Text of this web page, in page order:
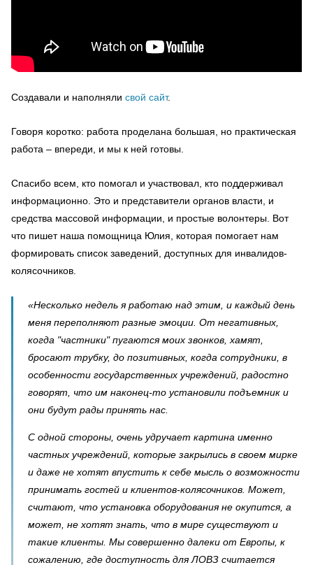
Создавали и наполняли свой сайт.
Говоря коротко: работа проделана большая, но практическая
работа – впереди, и мы к ней готовы.
Спасибо всем, кто помогал и участвовал, кто поддерживал
информационно. Это и представители органов власти, и
средства массовой информации, и простые волонтеры. Вот
что пишет наша помощница Юлия, которая помогает нам
формировать список заведений, доступных для инвалидов-
колясочников.
«Несколько недель я работаю над этим, и каждый день
меня переполняют разные эмоции. От негативных,
когда "частники" пугаются моих звонков, хамят,
бросают трубку, до позитивных, когда сотрудники, в
особенности государственных учреждений, радостно
говорят, что им наконец-то установили подъемник и
они будут рады принять нас.
С одной стороны, очень удручает картина именно
частных учреждений, которые закрылись в своем мирке
и даже не хотят впустить к себе мысль о возможности
принимать гостей и клиентов-колясочников. Может,
считают, что установка оборудования не окупится, а
может, не хотят знать, что в мире существуют и
такие клиенты. Мы совершенно далеки от Европы, к
сожалению, где доступность для ЛОВЗ считается